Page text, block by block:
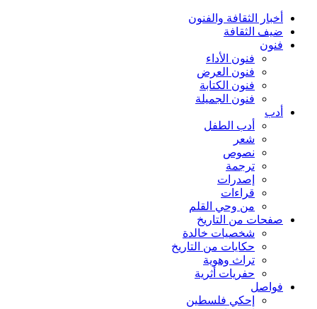
أخبار الثقافة والفنون
ضيف الثقافة
فنون
فنون الأداء
فنون العرض
فنون الكتابة
فنون الجميلة
أدب
أدب الطفل
شعر
نصوص
ترجمة
إصدرات
قراءات
من وحي القلم
صفحات من التاريخ
شخصيات خالدة
حكايات من التاريخ
تراث وهوية
حفريات أثرية
فواصل
إحكي فلسطين